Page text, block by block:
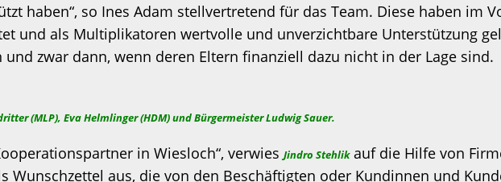
haben“, so Ines Adam stellvertretend für das Team. Diese haben im
und als Multiplikatoren wertvolle und unverzichtbare Unterstützung
zwar dann, wenn deren Eltern finanziell dazu nicht in der Lage sind.
(MLP), Eva Helmlinger (HDM) und Bürgermeister Ludwig Sauer.
in Wiesloch“, verwies Jindro Stehlikauf die Hilfe von
Wunschzettel aus, die von den Beschäftigten oder Kundinnen und